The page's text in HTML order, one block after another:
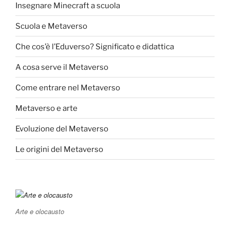
Insegnare Minecraft a scuola
Scuola e Metaverso
Che cos’è l’Eduverso? Significato e didattica
A cosa serve il Metaverso
Come entrare nel Metaverso
Metaverso e arte
Evoluzione del Metaverso
Le origini del Metaverso
Arte e olocausto